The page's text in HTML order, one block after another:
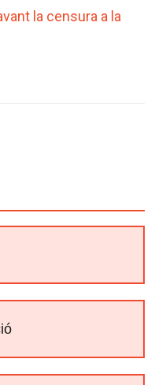
la censura a la